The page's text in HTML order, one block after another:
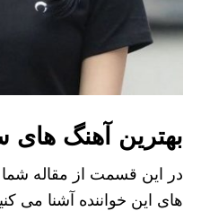
بهترین آهنگ
در این قسمت از مقاله شما
های این خواننده آشنا می‌